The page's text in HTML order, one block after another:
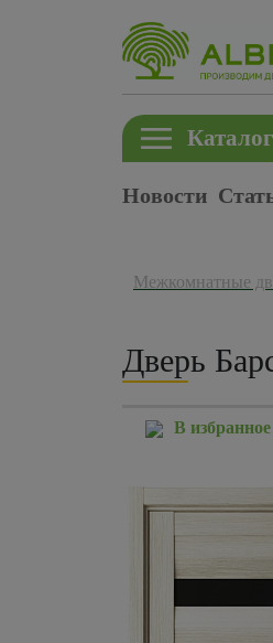
Каталог
Новости
Межкомнатные
Дверь
В избранное